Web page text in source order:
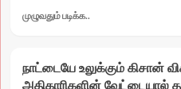
முழுவதும் படிக்க..
மாணவர்களின்
உயிரை
நாட்டையே உலுக்கும் கிசான்
அதிகாரிகளின் வேட்டையால்